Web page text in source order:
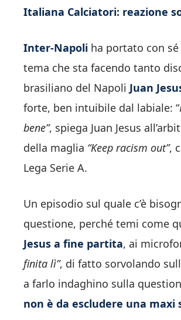
Italiana Calciatori: reazione
Inter-Napoli ha portato con
tema che sta facendo tanto
brasiliano del Napoli Juan
forte, ben intuibile dal labiale: “
bene”, spiega Juan Jesus
della maglia “Keep racism out”,
Lega Serie A.
Un episodio sul quale c’è
questione, perché temi come
Jesus a fine partita, ai
finita lì”, di fatto sorvolando
a farlo indaghino sulla
non è da escludere una